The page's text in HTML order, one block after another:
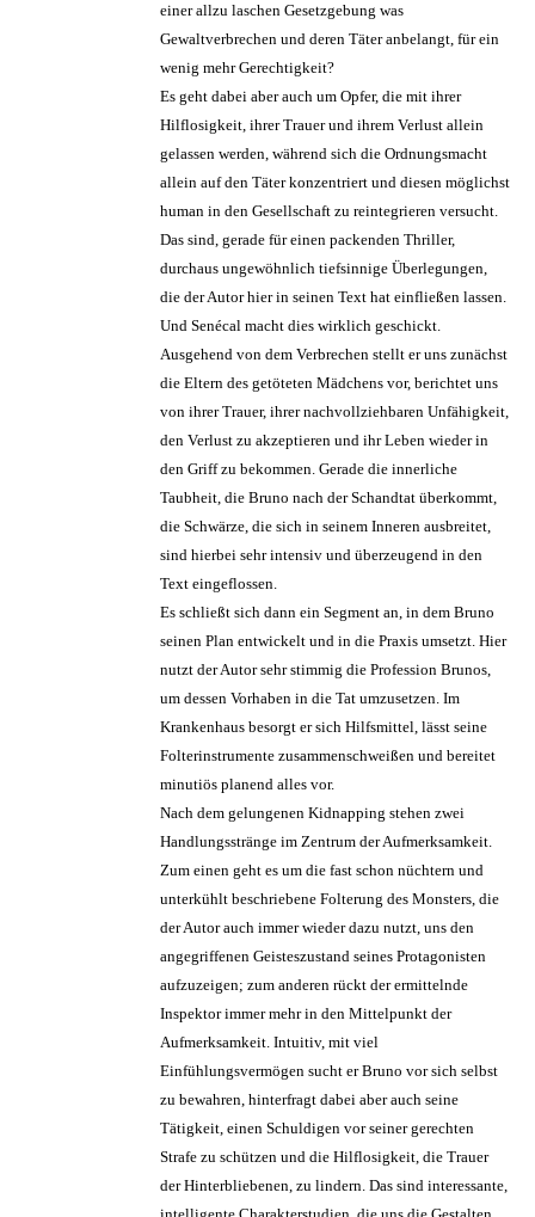
einer allzu laschen Gesetzgebung was
Gewaltverbrechen und deren Täter anbelangt, für ein
wenig mehr Gerechtigkeit?
Es geht dabei aber auch um Opfer, die mit ihrer
Hilflosigkeit, ihrer Trauer und ihrem Verlust allein
gelassen werden, während sich die Ordnungsmacht
allein auf den Täter konzentriert und diesen möglichst
human in den Gesellschaft zu reintegrieren versucht.
Das sind, gerade für einen packenden Thriller,
durchaus ungewöhnlich tiefsinnige Überlegungen,
die der Autor hier in seinen Text hat einfließen lassen.
Und Senécal macht dies wirklich geschickt.
Ausgehend von dem Verbrechen stellt er uns zunächst
die Eltern des getöteten Mädchens vor, berichtet uns
von ihrer Trauer, ihrer nachvollziehbaren Unfähigkeit,
den Verlust zu akzeptieren und ihr Leben wieder in
den Griff zu bekommen. Gerade die innerliche
Taubheit, die Bruno nach der Schandtat überkommt,
die Schwärze, die sich in seinem Inneren ausbreitet,
sind hierbei sehr intensiv und überzeugend in den
Text eingeflossen.
Es schließt sich dann ein Segment an, in dem Bruno
seinen Plan entwickelt und in die Praxis umsetzt. Hier
nutzt der Autor sehr stimmig die Profession Brunos,
um dessen Vorhaben in die Tat umzusetzen. Im
Krankenhaus besorgt er sich Hilfsmittel, lässt seine
Folterinstrumente zusammenschweißen und bereitet
minutiös planend alles vor.
Nach dem gelungenen Kidnapping stehen zwei
Handlungsstränge im Zentrum der Aufmerksamkeit.
Zum einen geht es um die fast schon nüchtern und
unterkühlt beschriebene Folterung des Monsters, die
der Autor auch immer wieder dazu nutzt, uns den
angegriffenen Geisteszustand seines Protagonisten
aufzuzeigen; zum anderen rückt der ermittelnde
Inspektor immer mehr in den Mittelpunkt der
Aufmerksamkeit. Intuitiv, mit viel
Einfühlungsvermögen sucht er Bruno vor sich selbst
zu bewahren, hinterfragt dabei aber auch seine
Tätigkeit, einen Schuldigen vor seiner gerechten
Strafe zu schützen und die Hilflosigkeit, die Trauer
der Hinterbliebenen, zu lindern. Das sind interessante,